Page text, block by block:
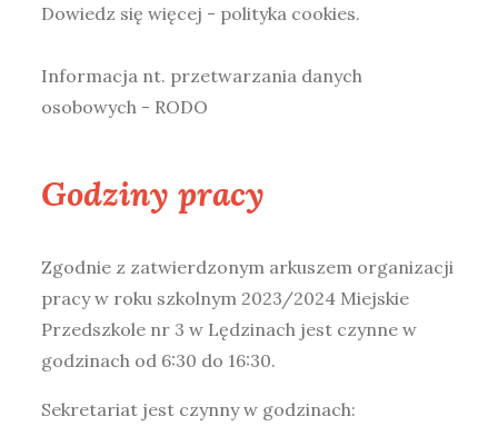
Dowiedz się więcej - polityka cookies.
Informacja nt. przetwarzania danych
osobowych - RODO
Godziny pracy
Zgodnie z zatwierdzonym arkuszem organizacji
pracy w roku szkolnym 2023/2024 Miejskie
Przedszkole nr 3 w Lędzinach jest czynne w
godzinach od 6:30 do 16:30.
Sekretariat jest czynny w godzinach: